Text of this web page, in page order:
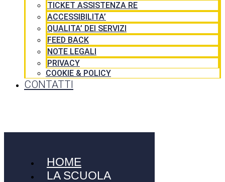
TICKET ASSISTENZA RE
ACCESSIBILITA’
QUALITA’ DEI SERVIZI
FEED BACK
NOTE LEGALI
PRIVACY
COOKIE & POLICY
CONTATTI
HOME
LA SCUOLA